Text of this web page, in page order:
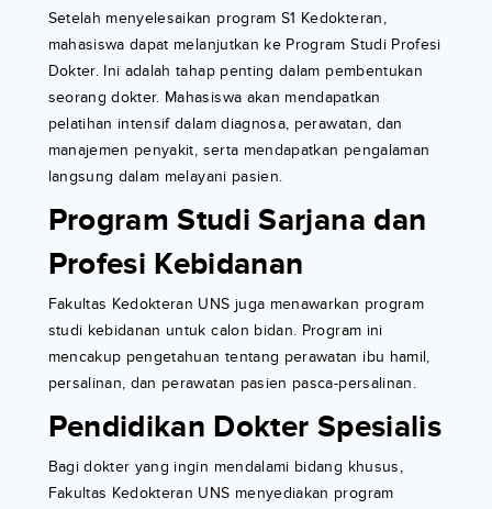
Setelah menyelesaikan program S1 Kedokteran,
mahasiswa dapat melanjutkan ke Program Studi Profesi
Dokter. Ini adalah tahap penting dalam pembentukan
seorang dokter. Mahasiswa akan mendapatkan
pelatihan intensif dalam diagnosa, perawatan, dan
manajemen penyakit, serta mendapatkan pengalaman
langsung dalam melayani pasien.
Program Studi Sarjana dan
Profesi Kebidanan
Fakultas Kedokteran UNS juga menawarkan program
studi kebidanan untuk calon bidan. Program ini
mencakup pengetahuan tentang perawatan ibu hamil,
persalinan, dan perawatan pasien pasca-persalinan.
Pendidikan Dokter Spesialis
Bagi dokter yang ingin mendalami bidang khusus,
Fakultas Kedokteran UNS menyediakan program